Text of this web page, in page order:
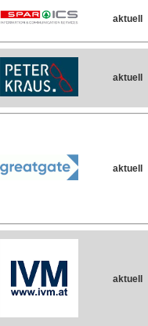
aktuell
aktuell
aktuell
aktuell